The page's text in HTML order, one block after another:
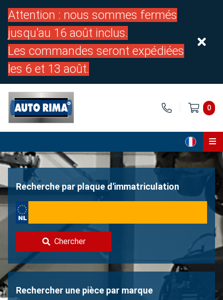
Attention : nous sommes fermés
jusqu'au 16 août inclus.
Les commandes seront expédiées
les 6 et 13 août.
0
Page d'accueil
À propos de nous
Vendre une Volvo?
Non trouvée?
Recherche par plaque d'immatriculation
Chercher
Rechercher une pièce par marque